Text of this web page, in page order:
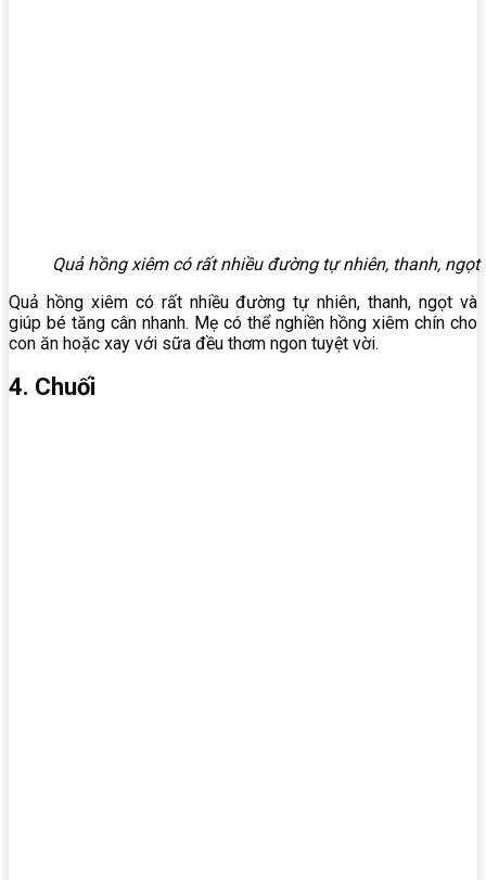
Quả hồng xiêm có rất nhiều đường tự nhiên, thanh,
Quả hồng xiêm có rất nhiều đường tự nhiên, thanh, ngọt và
giúp bé tăng cân nhanh. Mẹ có thể nghiền hồng xiêm chín cho
con ăn hoặc xay với sữa đều thơm ngon tuyệt vời.
4. Chuối